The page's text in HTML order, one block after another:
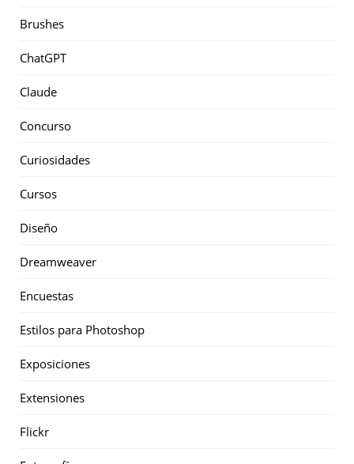
Brushes
ChatGPT
Claude
Concurso
Curiosidades
Cursos
Diseño
Dreamweaver
Encuestas
Estilos para Photoshop
Exposiciones
Extensiones
Flickr